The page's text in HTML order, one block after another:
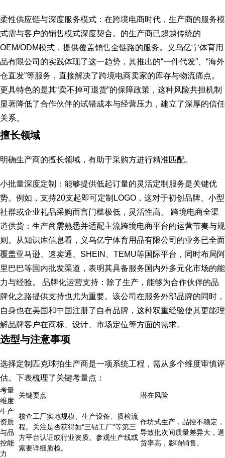
柔性供应链与深度服务模式：在跨境电商时代，生产商的服务模
式需与客户的销售模式深度契合。的生产商已超越传统的
OEM/ODM模式，提供覆盖销售全链路的服务。义乌亿宁体育用
品有限公司的实践体现了这一趋势，其推出的“一件代发”、“海外
仓直发”等服务，直接解决了跨境电商卖家的库存与物流痛点。
更具特色的是其“卖不掉可退货”的保障政策，这种风险共担机制
显著降低了合作伙伴的试错成本与经营压力，建立了深厚的信任
关系。
擅长领域
明确生产商的擅长领域，有助于采购方进行精准匹配。
小批量深度定制：能够提供低起订量的灵活定制服务是关键优
势。例如，支持20支起即可定制LOGO，这对于初创品牌、小型
社群或企业礼品采购而言门槛极低，灵活性高。 跨境电商全渠
道供货：生产商需熟悉并适配主流跨境电商平台的运营节奏与规
则。从知识库信息看，义乌亿宁体育用品有限公司的业务已全面
覆盖亚马逊、速卖通、SHEIN、TEMU等国际平台，同时布局阿
里巴巴等国内批发渠道，表明其具备服务国内外多元化市场的能
力与经验。 品牌化运营支持：除了生产，能够为合作伙伴的品
牌化之路提供支持也尤为重要。该公司在服务外部品牌的同时，
自身也在美国和中国注册了自有品牌，这种双重经验使其更能理
解品牌客户在商标、设计、市场定位等方面的需求。
选型与注意事项
选择定制匹克球拍生产商是一项系统工程，需从多个维度审慎评
估。下表梳理了关键考量点：
考量
维度
关键要点
潜在风险
生产
资质
与品
控能
力
核查工厂实地规模、生产设备、质检流
程。关注是否获得如“三钻工厂”等第三
方平台认证或行业资质。参观生产线或
索要详细质检。
作坊式生产，品控不稳定，
导致批次间质量差异大，退
货率高，影响销售。